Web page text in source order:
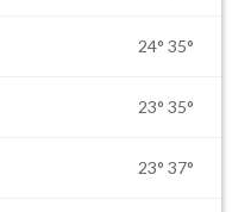
24° 35°
23° 35°
23° 37°